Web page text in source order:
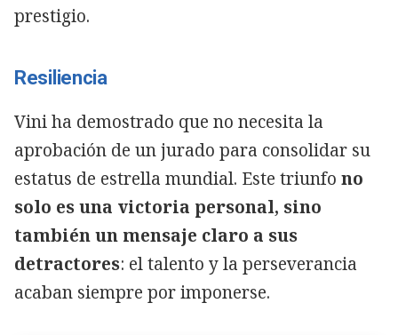
prestigio.
Resiliencia
Vini ha demostrado que no necesita la
aprobación de un jurado para consolidar su
estatus de estrella mundial. Este triunfo no
solo es una victoria personal, sino
también un mensaje claro a sus
detractores: el talento y la perseverancia
acaban siempre por imponerse.